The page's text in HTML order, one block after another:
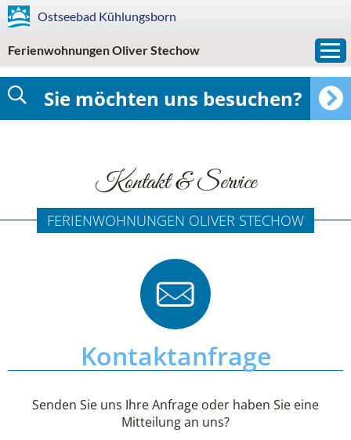
Ostseebad Kühlungsborn
Ferienwohnungen Oliver Stechow
Sie möchten uns besuchen?
Kontakt & Service
FERIENWOHNUNGEN OLIVER STECHOW
Kontaktanfrage
Senden Sie uns Ihre Anfrage oder haben Sie eine
Mitteilung an uns?